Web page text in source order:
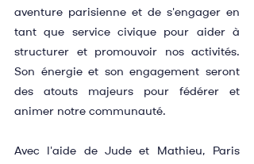
aventure parisienne et de s'engager en
tant que service civique pour aider à
structurer et promouvoir nos activités.
Son énergie et son engagement seront
des atouts majeurs pour fédérer et
animer notre communauté.
Avec l'aide de Jude et Mathieu, Paris